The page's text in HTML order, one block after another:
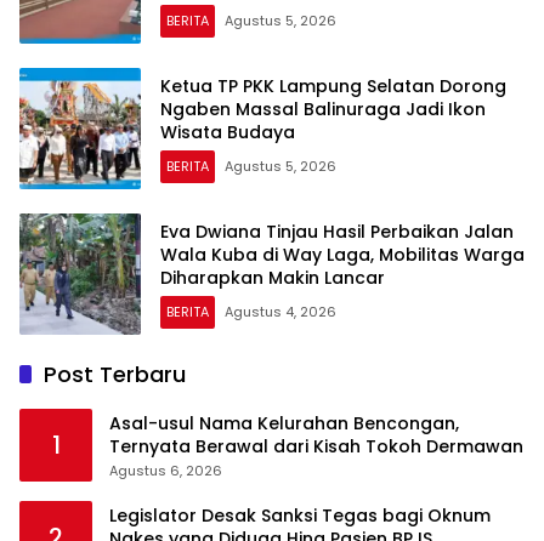
BERITA Agustus 5, 2026
Ketua TP PKK Lampung Selatan Dorong
Ngaben Massal Balinuraga Jadi Ikon
Wisata Budaya
BERITA Agustus 5, 2026
Eva Dwiana Tinjau Hasil Perbaikan Jalan
Wala Kuba di Way Laga, Mobilitas Warga
Diharapkan Makin Lancar
BERITA Agustus 4, 2026
Post Terbaru
1
Asal-usul Nama Kelurahan Bencongan,
Ternyata Berawal dari Kisah Tokoh Dermawan
Agustus 6, 2026
Legislator Desak Sanksi Tegas bagi Oknum